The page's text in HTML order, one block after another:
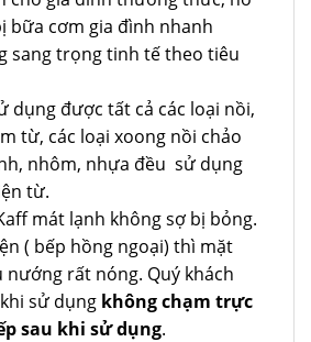
bữa cơm gia đình nhanh
sang trọng tinh tế theo tiêu
dụng được tất cả các loại nồi,
từ, các loại xoong nồi chảo
nhôm, nhựa đều sử dụng
từ.
mát lạnh không sợ bị bỏng.
( bếp hồng ngoại) thì mặt
nướng rất nóng. Quý khách
sử dụng không chạm trực
sau khi sử dụng.